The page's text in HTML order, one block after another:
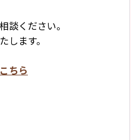
談ください。
ます。
こちら